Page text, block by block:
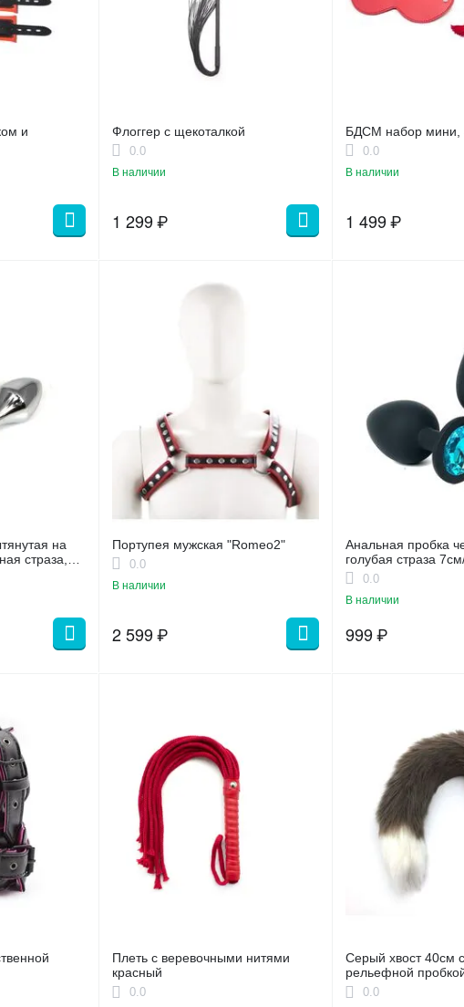
и
Флоггер с щекоталкой
0.0
В наличии
1 299₽
БДСМ набор мини,
0.0
В наличии
1 499₽
на
страза,
Портупея мужская "Romeo2"
0.0
В наличии
2 599₽
Анальная пробка
голубая страза
0.0
В наличии
999₽
Плеть с веревочными нитями
красный
0.0
Серый хвост 40см
рельефной
0.0